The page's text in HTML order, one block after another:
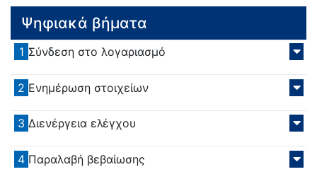
Ψηφιακά βήματα
1 Σύνδεση στο λογαριασμό
2 Ενημέρωση στοιχείων
3 Διενέργεια ελέγχου
4 Παραλαβή βεβαίωσης